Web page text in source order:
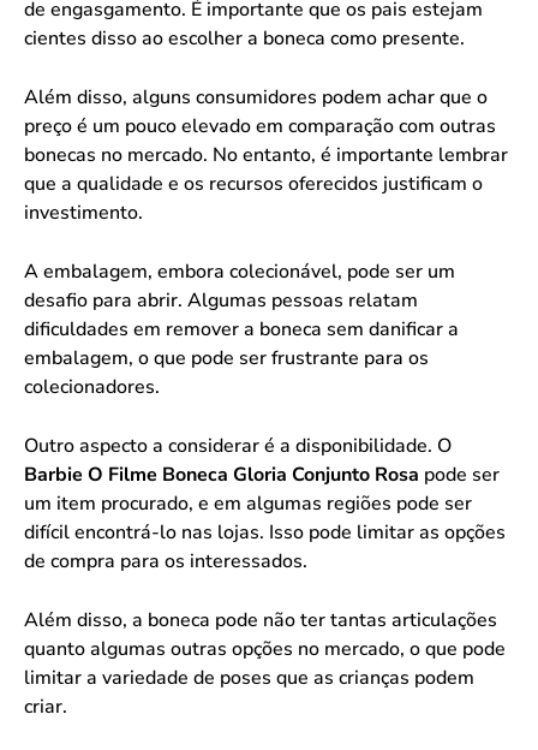
de engasgamento. É importante que os pais estejam
cientes disso ao escolher a boneca como presente.
Além disso, alguns consumidores podem achar que o
preço é um pouco elevado em comparação com outras
bonecas no mercado. No entanto, é importante lembrar
que a qualidade e os recursos oferecidos justificam o
investimento.
A embalagem, embora colecionável, pode ser um
desafio para abrir. Algumas pessoas relatam
dificuldades em remover a boneca sem danificar a
embalagem, o que pode ser frustrante para os
colecionadores.
Outro aspecto a considerar é a disponibilidade. O
Barbie O Filme Boneca Gloria Conjunto Rosa pode ser
um item procurado, e em algumas regiões pode ser
difícil encontrá-lo nas lojas. Isso pode limitar as opções
de compra para os interessados.
Além disso, a boneca pode não ter tantas articulações
quanto algumas outras opções no mercado, o que pode
limitar a variedade de poses que as crianças podem
criar.